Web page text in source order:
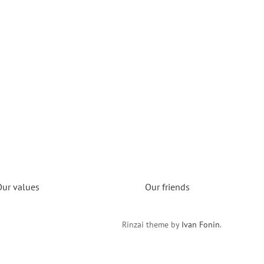
values Our friends
Rinzai theme by Ivan Fonin.